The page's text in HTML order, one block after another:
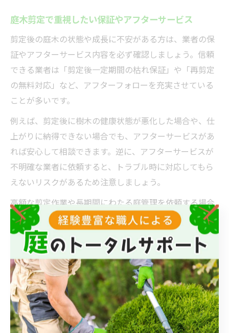
庭木剪定で重視したい保証やアフターサービス
剪定後の庭木の状態や成長に不安がある方は、業者の保
証やアフターサービス内容を必ず確認しましょう。信頼
できる業者は「剪定後一定期間の枯れ保証」や「再剪定
の無料対応」など、アフターフォローを充実させている
ことが多いです。
例えば、剪定後に樹木の健康状態が悪化した場合や、仕
上がりに納得できない場合でも、アフターサービスがあ
れば安心して相談できます。逆に、アフターサービスが
不明確な業者に依頼すると、トラブル時に対応してもら
えないリスクがあるため注意しましょう。
高額な剪定作業や長期間にわたる庭管理を依頼する場合
は、保証やアフターサービスの内容をしっかり比較して
選ぶことが、後悔しない業者選びのポイントです。
高木や松も安心して任せられる業者の特徴
高木や松の剪定は専門技術や安全管理が求められるた
め、実績豊富な業者に依頼することが大切です。特に松
は樹形や成長特性に合わせた剪定方法が必要で、経験不
足の業者だと枝枯れや病害リスクが高まることもありま